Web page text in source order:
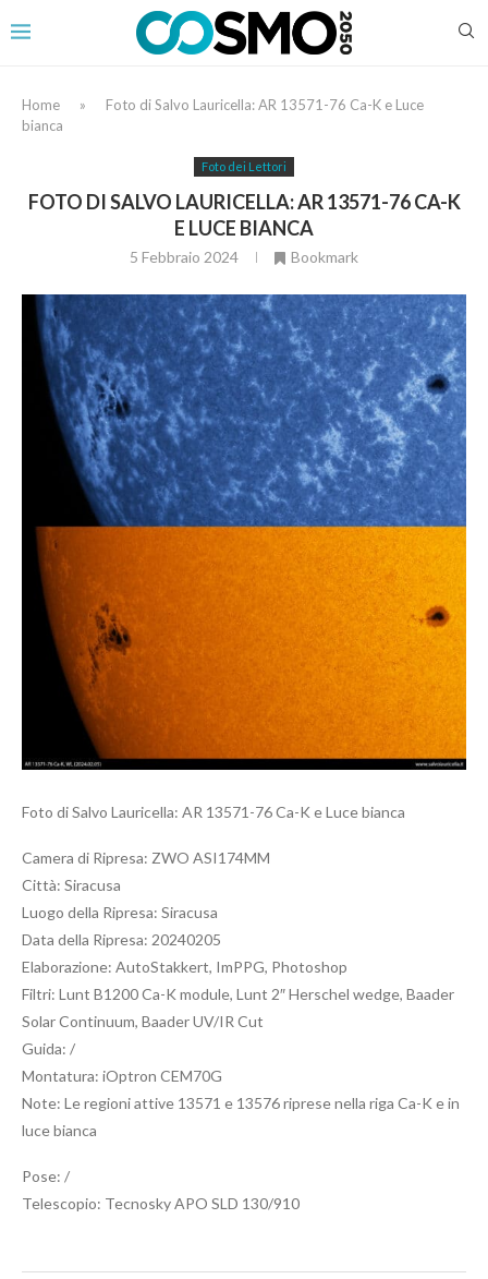
Home »
Foto di Salvo Lauricella: AR 13571-76 Ca-K e Luce
bianca
Foto dei Lettori
FOTO DI SALVO LAURICELLA: AR 13571-76 CA-K
E LUCE BIANCA
5 Febbraio 2024 Bookmark
Foto di Salvo Lauricella: AR 13571-76 Ca-K e Luce bianca
Camera di Ripresa: ZWO ASI174MM
Città: Siracusa
Luogo della Ripresa: Siracusa
Data della Ripresa: 20240205
Elaborazione: AutoStakkert, ImPPG, Photoshop
Filtri: Lunt B1200 Ca-K module, Lunt 2″ Herschel wedge, Baader
Solar Continuum, Baader UV/IR Cut
Guida: /
Montatura: iOptron CEM70G
Note: Le regioni attive 13571 e 13576 riprese nella riga Ca-K e in
luce bianca
Pose: /
Telescopio: Tecnosky APO SLD 130/910